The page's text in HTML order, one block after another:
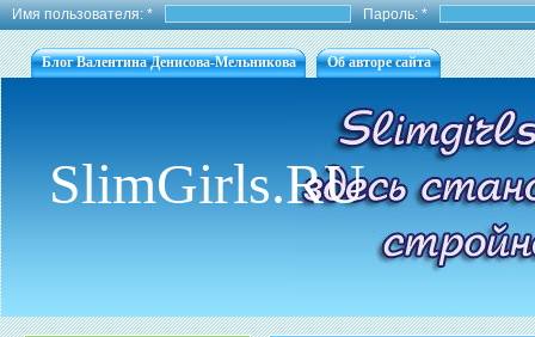
Имя пользователя:* Пароль:*
Блог Валентина Денисова-Мельникова Об авторе сайта
SlimGirls.RU